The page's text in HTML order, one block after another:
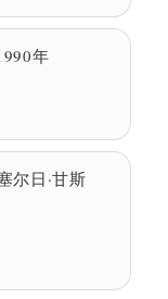
年
尔日·甘斯